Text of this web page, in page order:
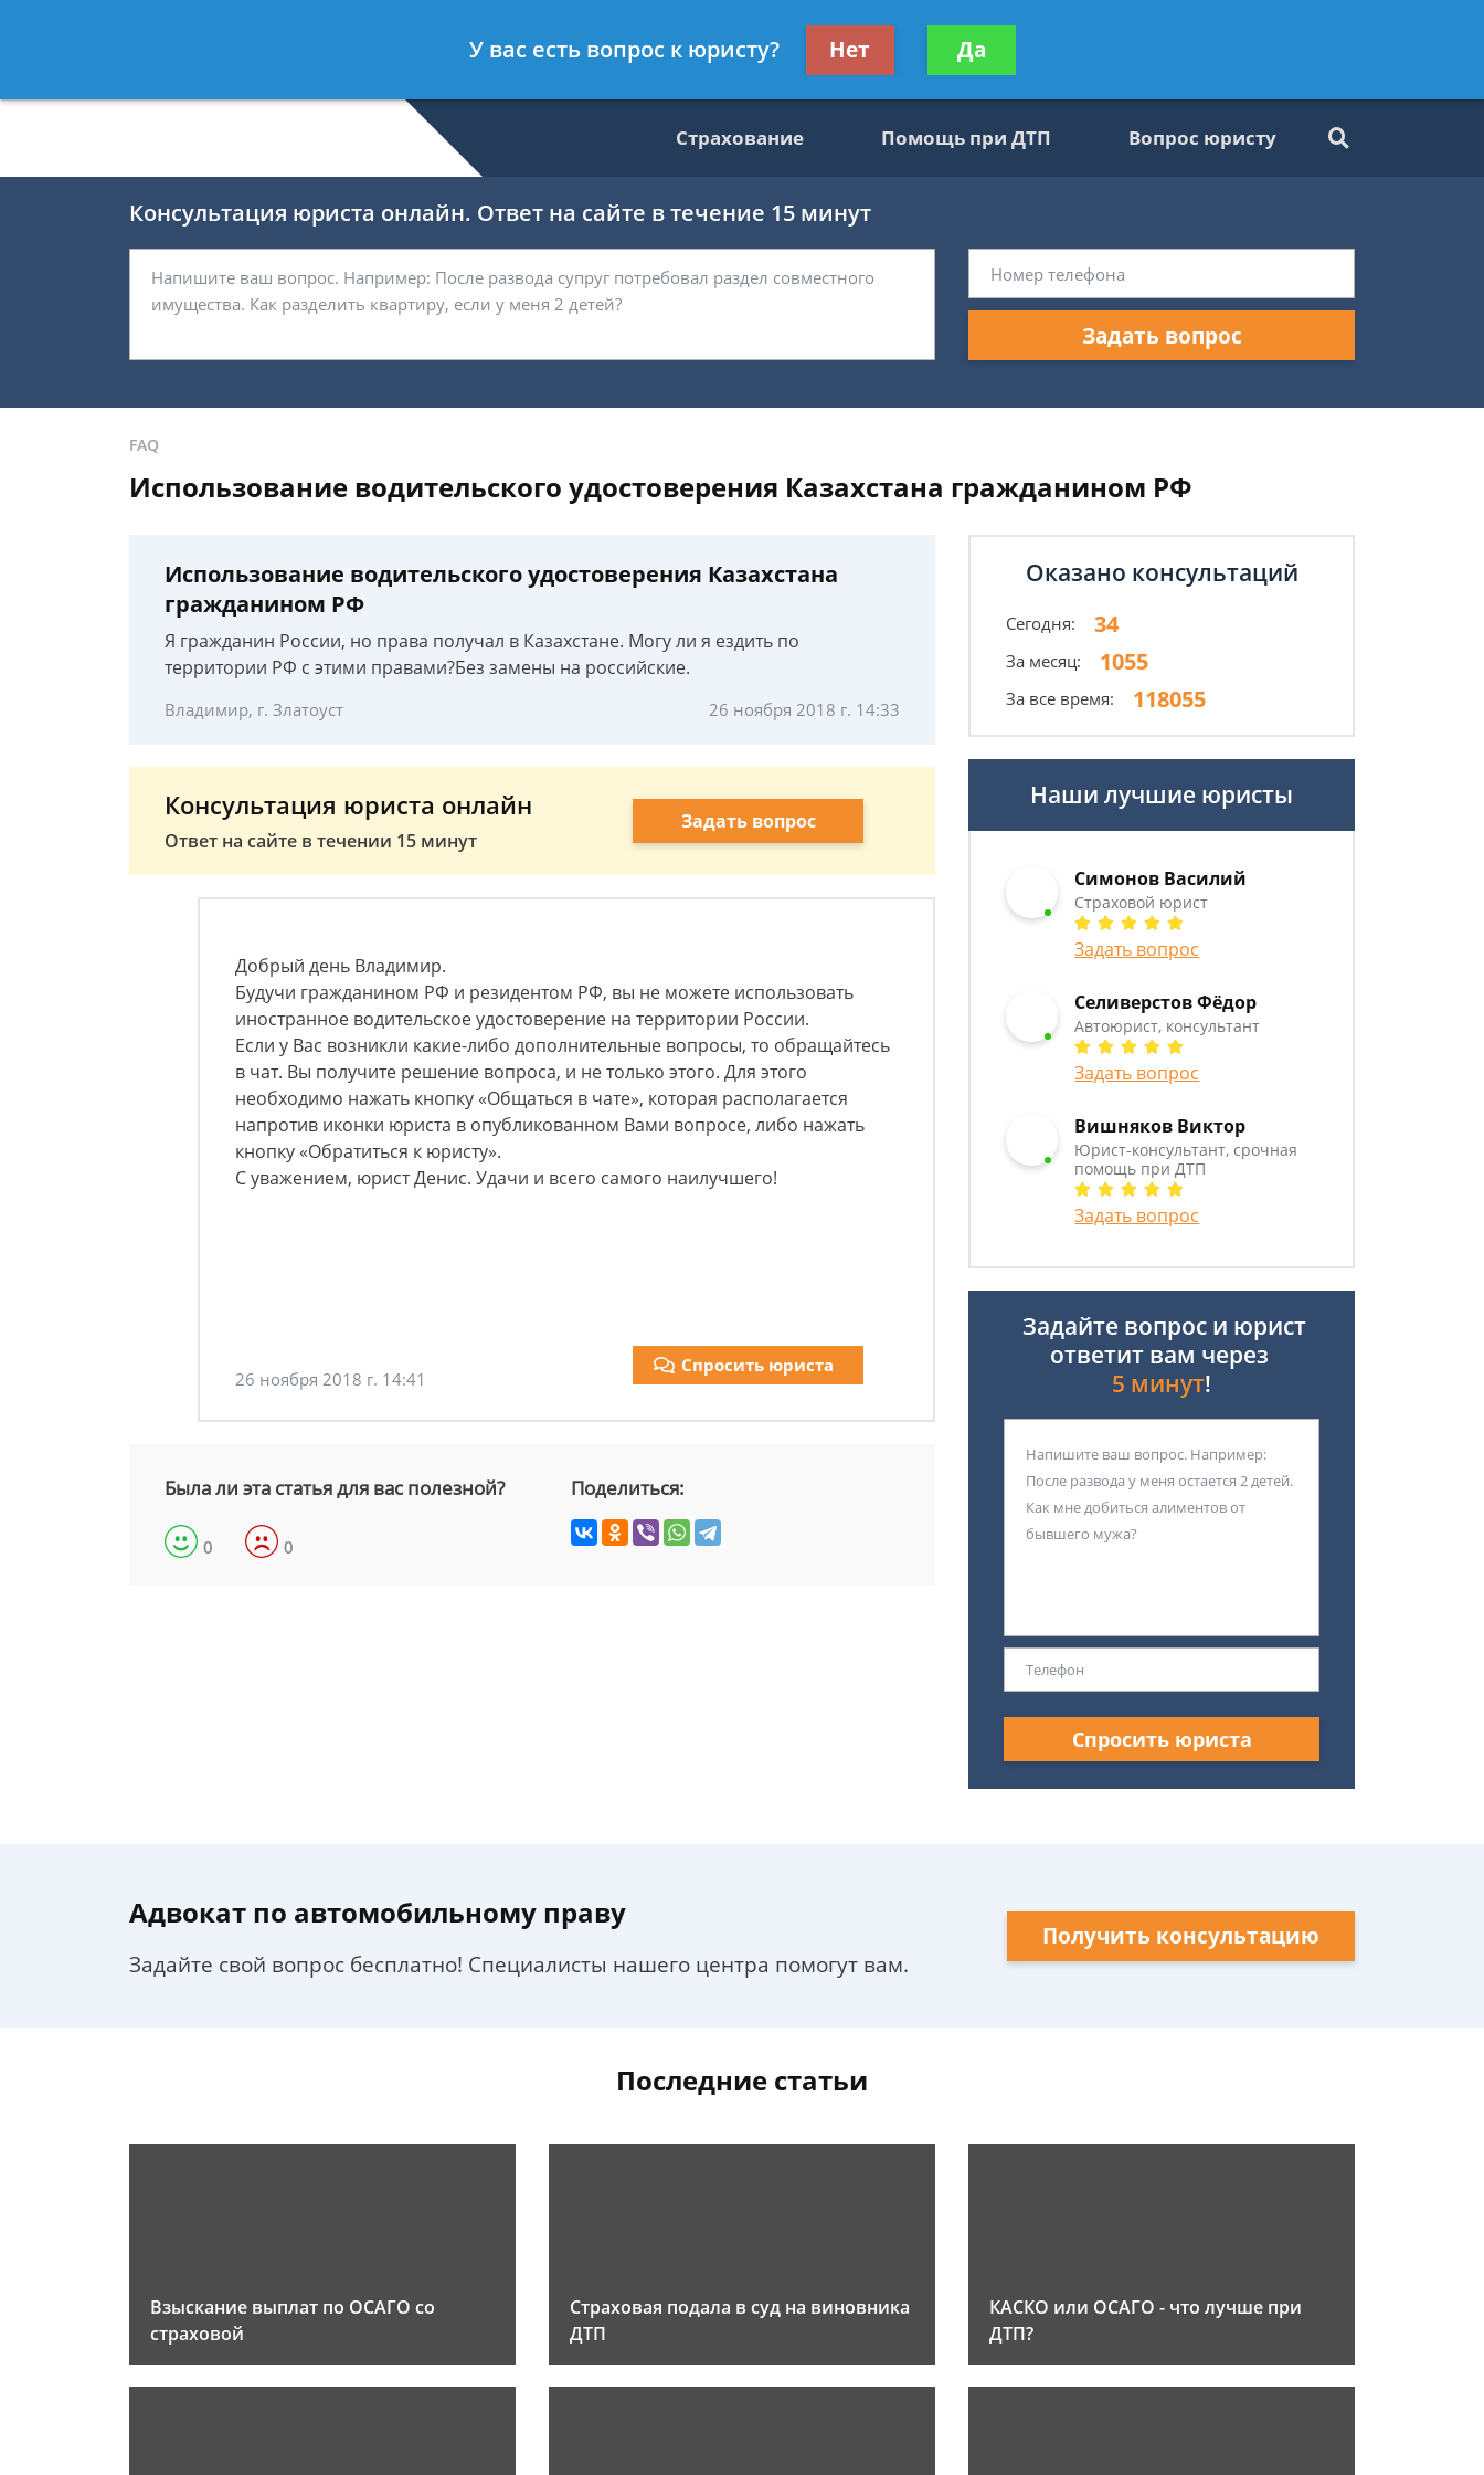
- Автоюрист, консультант
Получите консультацию
бесплатно
Страхование Помощь при ДТП Вопрос юристу
Консультация юриста онлайн. Ответ на сайте в течение 15 минут
Задать вопрос
FAQ
Использование водительского удостоверения Казахстана гражданином РФ
Использование водительского удостоверения Казахстана
гражданином РФ
Я гражданин России, но права получал в Казахстане. Могу ли я ездить по
территории РФ с этими правами?Без замены на российские.
Владимир, г. Златоуст 26 ноября 2018 г. 14:33
Консультация юриста онлайн
Ответ на сайте в течении 15 минут
Задать вопрос
Добрый день Владимир.
Будучи гражданином РФ и резидентом РФ, вы не можете использовать
иностранное водительское удостоверение на территории России.
Если у Вас возникли какие-либо дополнительные вопросы, то обращайтесь
в чат. Вы получите решение вопроса, и не только этого. Для этого
необходимо нажать кнопку «Общаться в чате», которая располагается
напротив иконки юриста в опубликованном Вами вопросе, либо нажать
кнопку «Обратиться к юристу».
С уважением, юрист Денис. Удачи и всего самого наилучшего!
26 ноября 2018 г. 14:41
Спросить юриста
Была ли эта статья для вас полезной?
0 0
Поделиться:
Оказано консультаций
Сегодня: 34
За месяц: 1055
За все время: 118055
Наши лучшие юристы
Симонов Василий
Страховой юрист
Задать вопрос
Селиверстов Фёдор
Автоюрист, консультант
Задать вопрос
Вишняков Виктор
Юрист-консультант, срочная
помощь при ДТП
Задать вопрос
Задайте вопрос и юрист
ответит вам через
5 минут!
Спросить юриста
Адвокат по автомобильному праву
Задайте свой вопрос бесплатно! Специалисты нашего центра помогут вам.
Получить консультацию
Последние статьи
Взыскание выплат по ОСАГО со
страховой
Страховая подала в суд на виновника
ДТП
КАСКО или ОСАГО - что лучше при
ДТП?
У вас есть вопрос к юристу? Нет Да